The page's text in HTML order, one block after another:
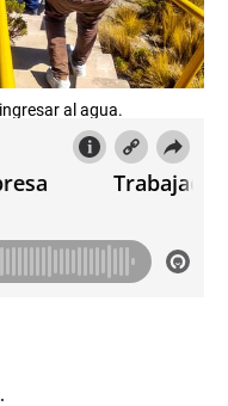
al agua.